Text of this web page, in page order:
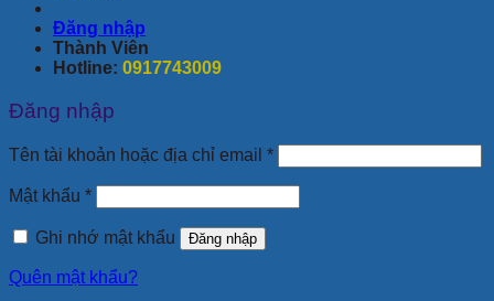
Đăng nhập
Thành Viên
Hotline: 0917743009
Đăng nhập
Tên tài khoản hoặc địa chỉ email *Bắt
buộc
Mật khẩu *Bắt
buộc
Ghi nhớ mật khẩu
Đăng nhập
Quên mật khẩu?